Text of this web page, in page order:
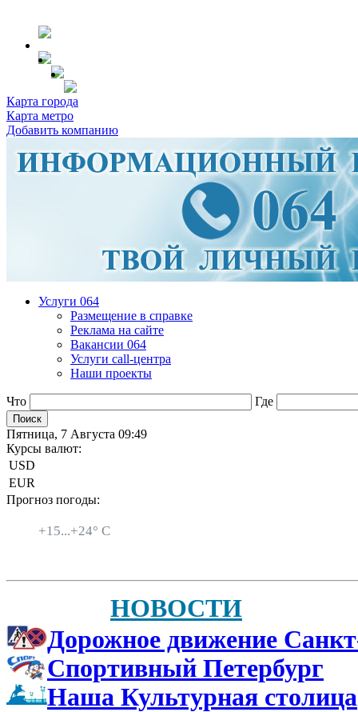
Карта города
Карта метро
Добавить компанию
Услуги 064
Размещение в справке
Реклама на сайте
Вакансии 064
Услуги call-центра
Наши проекты
Что Где
Пятница, 7 Августа 09:49
Курсы валют:
USD
EUR
Прогноз погоды:
+15...+24° C
НОВОСТИ
Дорожное движение
Спортивный Петербург
Наша Культурная столица